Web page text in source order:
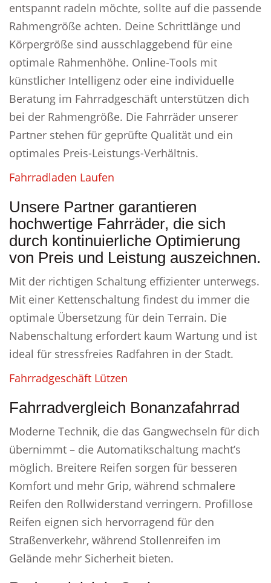
entspannt radeln möchte, sollte auf die passende
Rahmengröße achten. Deine Schrittlänge und
Körpergröße sind ausschlaggebend für eine
optimale Rahmenhöhe. Online-Tools mit
künstlicher Intelligenz oder eine individuelle
Beratung im Fahrradgeschäft unterstützen dich
bei der Rahmengröße. Die Fahrräder unserer
Partner stehen für geprüfte Qualität und ein
optimales Preis-Leistungs-Verhältnis.
Fahrradladen Laufen
Unsere Partner garantieren
hochwertige Fahrräder, die sich
durch kontinuierliche Optimierung
von Preis und Leistung auszeichnen.
Mit der richtigen Schaltung effizienter unterwegs.
Mit einer Kettenschaltung findest du immer die
optimale Übersetzung für dein Terrain. Die
Nabenschaltung erfordert kaum Wartung und ist
ideal für stressfreies Radfahren in der Stadt.
Fahrradgeschäft Lützen
Fahrradvergleich Bonanzafahrrad
Moderne Technik, die das Gangwechseln für dich
übernimmt – die Automatikschaltung macht’s
möglich. Breitere Reifen sorgen für besseren
Komfort und mehr Grip, während schmalere
Reifen den Rollwiderstand verringern. Profillose
Reifen eignen sich hervorragend für den
Straßenverkehr, während Stollenreifen im
Gelände mehr Sicherheit bieten.